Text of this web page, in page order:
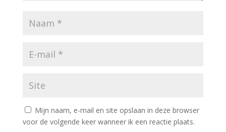
Mijn naam, e-mail en site opslaan in deze browser
voor de volgende keer wanneer ik een reactie plaats.